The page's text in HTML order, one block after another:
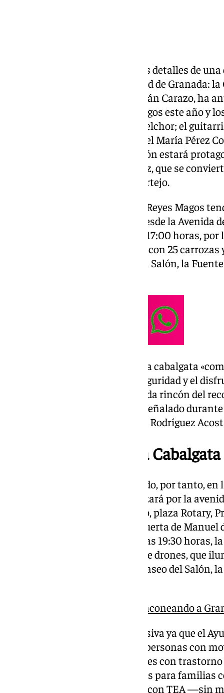
Este jueves se han desvelado los detalles de
calendario navideño en la ciudad de Granada:
La alcaldesa de Granada, Marifrán Carazo, ha
representantes de los Reyes Magos este año y
el bailaor Manuel Liñán será Melchor; el
Gaspar y el bajista de jazz Miguel María Pérez
carroza de la Estrella de la Ilusión estará
medallista olímpica María Pérez, que se
asumir este papel dentro del cortejo.
Esta edición de la Cabalgata de Reyes Magos
recorrido. La comitiva partirá desde la Avenida
confluencia con Gran Vía, a las 17:00 horas,
calle San Juan de Dios. Contará con 25
drones visible desde el Paseo del Salón, la
La alcaldesa ha destacado que la cabalgata
pero, sobre todo, garantiza la seguridad y el
granadinas». «Queremos que cada rincón del
accesible y lleno de magia», ha señalado
lugar en la sede de la Fundación Rodríguez
Nuevo recorrido de la
La cabalgata iniciará su recorrido, por tanto,
los Jardines del Triunfo, y avanzará por la
Reyes Católicos, Acera del Darro, plaza Rotary,
de la Zubia, calle Fontiveros y Puerta de
Puente Blanco. Allí, en torno a las 19:30
para disfrutar del espectáculo de drones, que
figuras de luz visibles desde el Paseo del Salón,
La luz de la Navidad llega taconeando a
La cabalgata volverá a ser inclusiva ya que el
especialmente diseñadas para personas con
año, un área destinada a menores con
reservarán en total tres espacios para familias
una zona específica para niños con TEA